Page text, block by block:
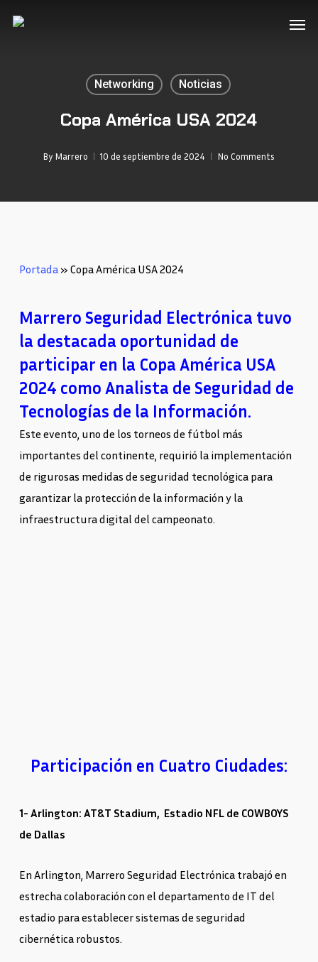
Networking Noticias
Copa América USA 2024
By Marrero 10 de septiembre de 2024 No Comments
Portada» Copa América USA 2024
Marrero Seguridad Electrónica tuvo
la destacada oportunidad de
participar en la Copa América USA
2024 como Analista de Seguridad de
Tecnologías de la Información.
Este evento, uno de los torneos de fútbol más
importantes del continente, requirió la implementación
de rigurosas medidas de seguridad tecnológica para
garantizar la protección de la información y la
infraestructura digital del campeonato.
Participación en Cuatro Ciudades:
1- Arlington: AT&T Stadium, Estadio NFL de COWBOYS
de Dallas
En Arlington, Marrero Seguridad Electrónica trabajó en
estrecha colaboración con el departamento de IT del
estadio para establecer sistemas de seguridad
cibernética robustos.